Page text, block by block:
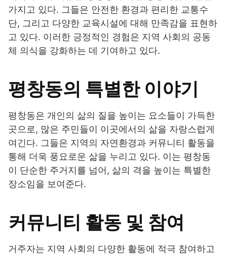
가지고 있다. 그들은 안전한 환경과 편리한 교통수
단, 그리고 다양한 교육시설에 대해 만족감을 표현하
고 있다. 이러한 긍정적인 경험은 지역 사회의 공동
체 의식을 강화하는 데 기여하고 있다.
평창동의 특별한 이야기
평창동은 개인의 삶의 질을 높이는 요소들이 가득한
곳으로, 많은 주민들이 이곳에서의 삶을 자랑스럽게
여긴다. 그들은 지역의 자연환경과 커뮤니티 활동을
통해 더욱 풍요로운 삶을 누리고 있다. 이는 평창동
이 단순한 주거지를 넘어, 삶의 격을 높이는 특별한
장소임을 보여준다.
커뮤니티 활동 및 참여
거주자는 지역 사회의 다양한 활동에 적극 참여하고